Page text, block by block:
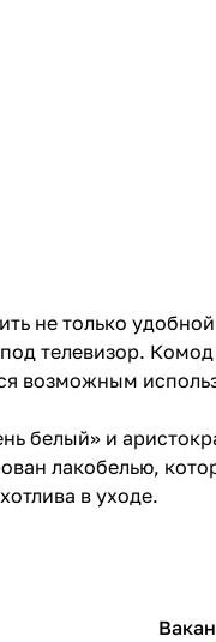
не только
телевизор. Комод
возможным
белый» и
лакобелью,
в уходе.